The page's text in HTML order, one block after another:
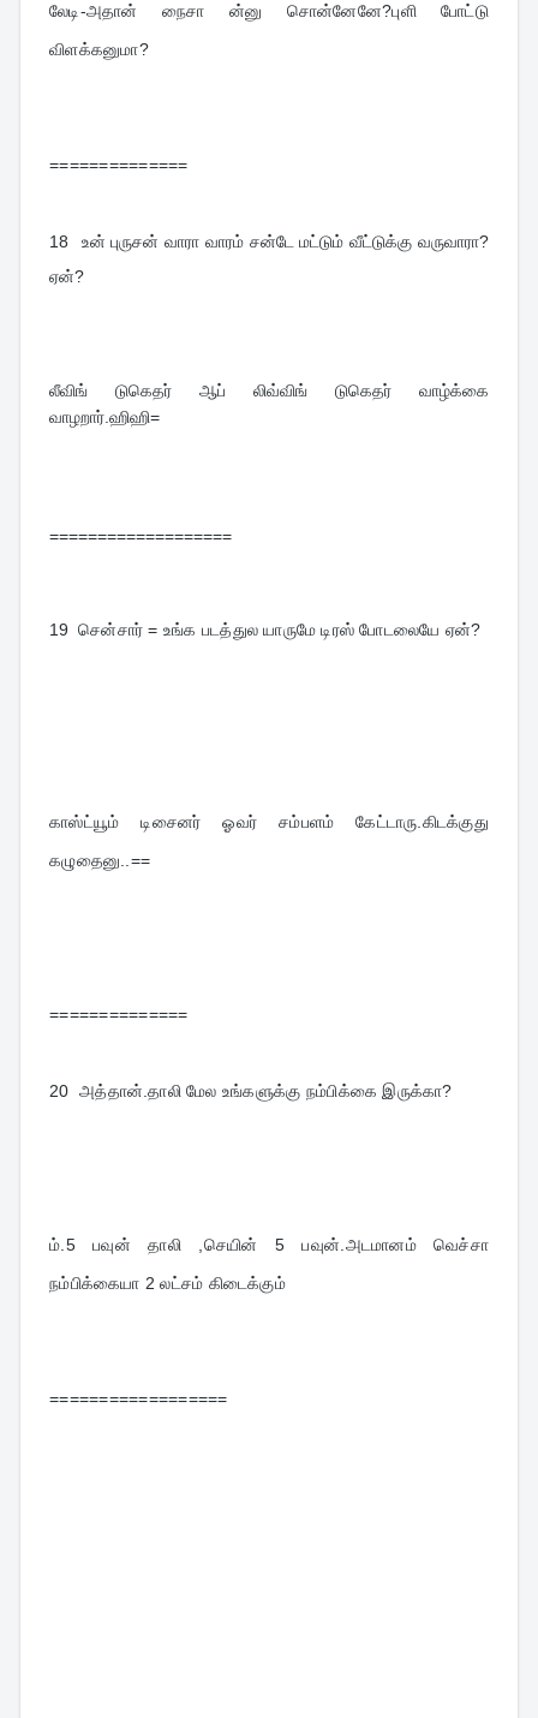
லேடி-அதான் நைசா ன்னு சொன்னேனே?புளி போட்டு
விளக்கனுமா?
==============
18 உன் புருசன் வாரா வாரம் சன்டே மட்டும் வீட்டுக்கு வருவாரா?
ஏன்?
லீவிங் டுகெதர் ஆப் லிவ்விங் டுகெதர் வாழ்க்கை
வாழறார்.ஹிஹி=
===================
19 சென்சார் = உங்க படத்துல யாருமே டிரஸ் போடலையே ஏன்?
காஸ்ட்யூம் டிசைனர் ஓவர் சம்பளம் கேட்டாரு.கிடக்குது
கழுதைனு..==
==============
20 அத்தான்.தாலி மேல உங்களுக்கு நம்பிக்கை இருக்கா?
ம்.5 பவுன் தாலி ,செயின் 5 பவுன்.அடமானம் வெச்சா
நம்பிக்கையா 2 லட்சம் கிடைக்கும்
==================